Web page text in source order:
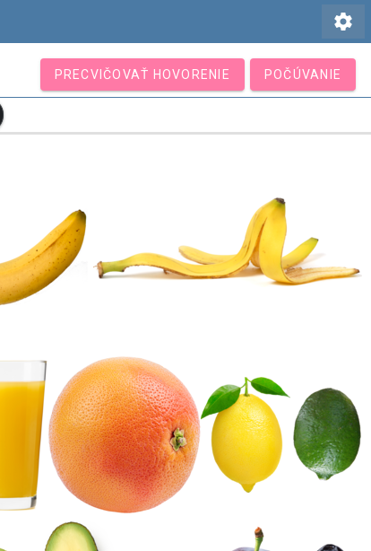
settings
PRECVIČOVAŤ HOVORENIE POČÚVANIE